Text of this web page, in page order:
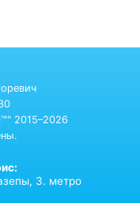
2015–2026
3. метро